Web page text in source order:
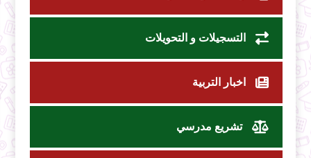
التسجيلات و التحويلات
اخبار التربية
تشريع مدرسي